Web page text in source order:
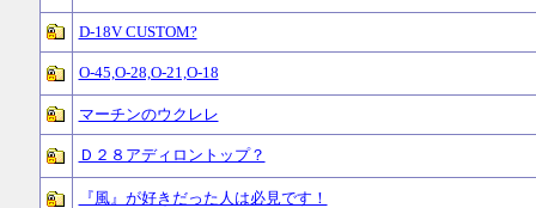
D-18V CUSTOM?
O-45,O-28,O-21,O-18
マーチンのウクレレ
Ｄ２８アディロントップ？
『風』が好きだった人は必見です！